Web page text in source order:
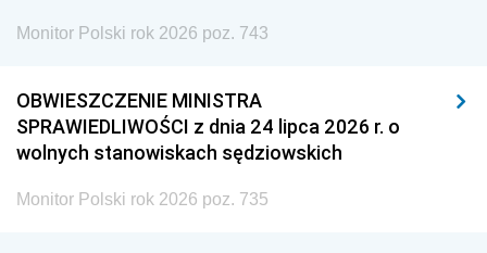
Monitor Polski rok 2026 poz. 743
OBWIESZCZENIE MINISTRA
SPRAWIEDLIWOŚCI z dnia 24 lipca 2026 r. o
wolnych stanowiskach sędziowskich
Monitor Polski rok 2026 poz. 735